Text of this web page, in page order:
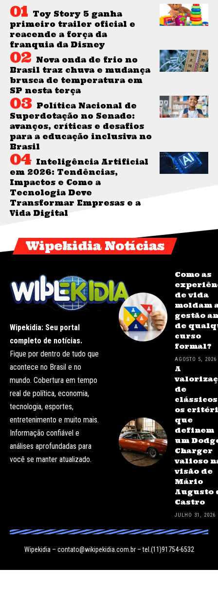
Toy Story 5 ganha
primeiro trailer oficial e
reacende a força da
franquia da Disney
Nova onda de frio no
Brasil traz chuva e mudança
brusca de temperatura em
SP nesta terça
Política Nacional de
Superdotação no Senado:
avanços, críticas e desafios
para a educação inclusiva no
Brasil
Inteligência Artificial
em 2026: Tendências,
Impactos e Como a
Tecnologia Deve
Transformar Empresas e a
Vida Digital
Wipekidia Notícias
Wipekidia: Seu portal
completo de notícias.
Fique por dentro de tudo que
acontece no Brasil e no
mundo. Cobertura em tempo
real de política, economia,
tecnologia, esportes,
entretenimento e muito mais.
Informação confiável e
análises aprofundadas para
você se manter atualizado.
Como as
de vida
moldam
gestão
de
curso
formal?
AGOSTO 5, 2026
A
de
clássicos
os
que
definem
um
Charger
valioso
visão de
Mário
Augusto
Castro
JULHO 31, 2026
Wipekidia – contato@wikipekidia.com.br– tel.(11)91754-6532